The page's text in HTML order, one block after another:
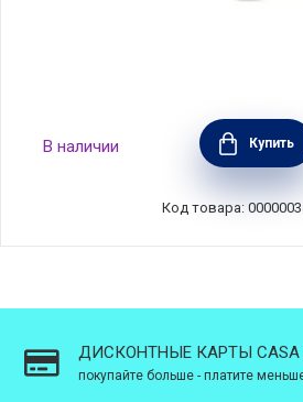
Мусорный бак с педалью
нержавеющая сталь, цвет
Brabantia,
В наличии Купить
Код товара:
ДИСКОНТНЫЕ КАРТЫ CASA
покупайте больше - платите